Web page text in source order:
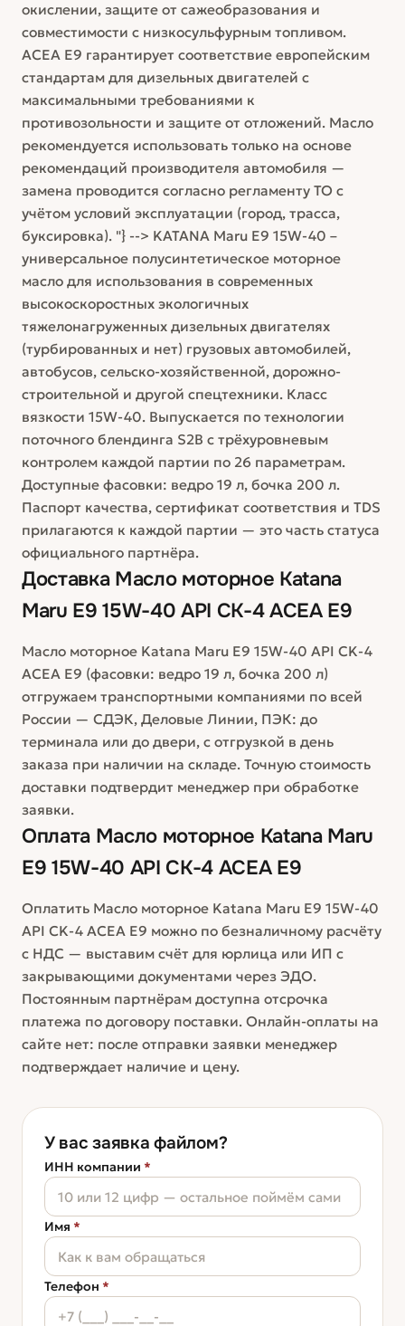
окислении, защите от сажеобразования и
совместимости с низкосульфурным топливом.
ACEA E9 гарантирует соответствие европейским
стандартам для дизельных двигателей с
максимальными требованиями к
противозольности и защите от отложений. Масло
рекомендуется использовать только на основе
рекомендаций производителя автомобиля —
замена проводится согласно регламенту ТО с
учётом условий эксплуатации (город, трасса,
буксировка). "} --> KATANA Maru E9 15W-40 –
универсальное полусинтетическое моторное
масло для использования в современных
высокоскоростных экологичных
тяжелонагруженных дизельных двигателях
(турбированных и нет) грузовых автомобилей,
автобусов, сельско-хозяйственной, дорожно-
строительной и другой спецтехники. Класс
вязкости 15W-40. Выпускается по технологии
поточного блендинга S2B с трёхуровневым
контролем каждой партии по 26 параметрам.
Доступные фасовки: ведро 19 л, бочка 200 л.
Паспорт качества, сертификат соответствия и TDS
прилагаются к каждой партии — это часть статуса
официального партнёра.
Доставка Масло моторное Katana
Maru E9 15W-40 API CK-4 ACEA E9
Масло моторное Katana Maru E9 15W-40 API CK-4
ACEA E9 (фасовки: ведро 19 л, бочка 200 л)
отгружаем транспортными компаниями по всей
России — СДЭК, Деловые Линии, ПЭК: до
терминала или до двери, с отгрузкой в день
заказа при наличии на складе. Точную стоимость
доставки подтвердит менеджер при обработке
заявки.
Оплата Масло моторное Katana Maru
E9 15W-40 API CK-4 ACEA E9
Оплатить Масло моторное Katana Maru E9 15W-40
API CK-4 ACEA E9 можно по безналичному расчёту
с НДС — выставим счёт для юрлица или ИП с
закрывающими документами через ЭДО.
Постоянным партнёрам доступна отсрочка
платежа по договору поставки. Онлайн-оплаты на
сайте нет: после отправки заявки менеджер
подтверждает наличие и цену.
У вас заявка файлом?
ИНН компании *
Имя *
Телефон *